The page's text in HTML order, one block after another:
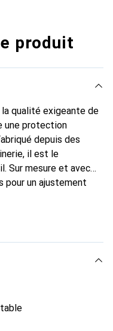
produit
qualité exigeante de
une protection
depuis des
il est le
Sur mesure et avec
pour un ajustement
pour le client